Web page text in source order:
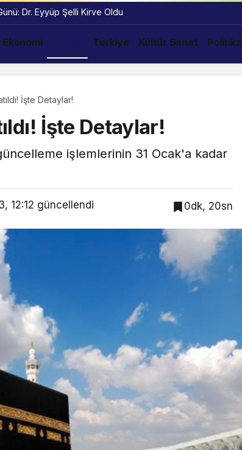
Dr. Eyyüp Şelli Kirve Oldu
Ekonomi Türkiye Kültür Sanat Politika
İşte Detaylar!
İşte Detaylar!
işlemlerinin 31 Ocak'a kadar
12:12 güncellendi 0dk, 20sn